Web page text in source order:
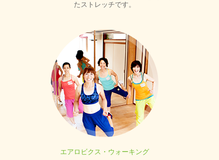
たストレッチです。
エアロビクス・ウォーキング